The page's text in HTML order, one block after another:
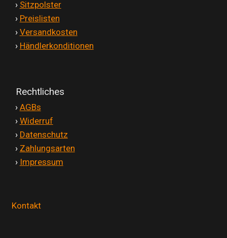
› Sitzpolster
› Preislisten
› Versandkosten
› Händlerkonditionen
Rechtliches
› AGBs
› Widerruf
› Datenschutz
› Zahlungsarten
› Impressum
Kontakt